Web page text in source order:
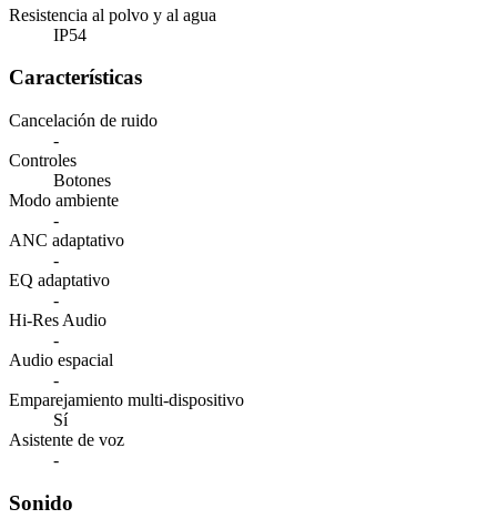
Resistencia al polvo y al agua
IP54
Características
Cancelación de ruido
-
Controles
Botones
Modo ambiente
-
ANC adaptativo
-
EQ adaptativo
-
Hi-Res Audio
-
Audio espacial
-
Emparejamiento multi-dispositivo
Sí
Asistente de voz
-
Sonido